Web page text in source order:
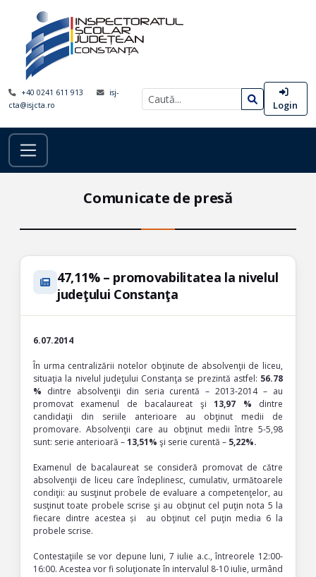
+40 0241 611 913
isj-
cta@isjcta.ro
Login
Comunicate de presă
47,11% – promovabilitatea la nivelul
judeţului Constanţa
6.07.2014
În urma centralizării notelor obţinute de absolvenţii de liceu,
situaţia la nivelul judeţului Constanţa se prezintă astfel: 56.78
% dintre absolvenţii din seria curentă – 2013-2014 – au
promovat examenul de bacalaureat şi13,97 % dintre
candidaţii din seriile anterioare au obţinut medii de
promovare. Absolvenţii care au obţinut medii între 5-5,98
sunt: serie anterioară –13,51% şi serie curentă – 5,22%.
Examenul de bacalaureat se consideră promovat de către
absolvenţii de liceu care îndeplinesc, cumulativ, următoarele
condiţii: au susţinut probele de evaluare a competenţelor, au
susţinut toate probele scrise şi au obţinut cel puţin nota 5 la
fiecare dintre acestea și au obţinut cel puţin media 6 la
probele scrise.
Contestaţiile se vor depune luni, 7 iulie a.c., întreorele 12:00-
16:00. Acestea vor fi soluţionate în intervalul 8-10 iulie, urmând